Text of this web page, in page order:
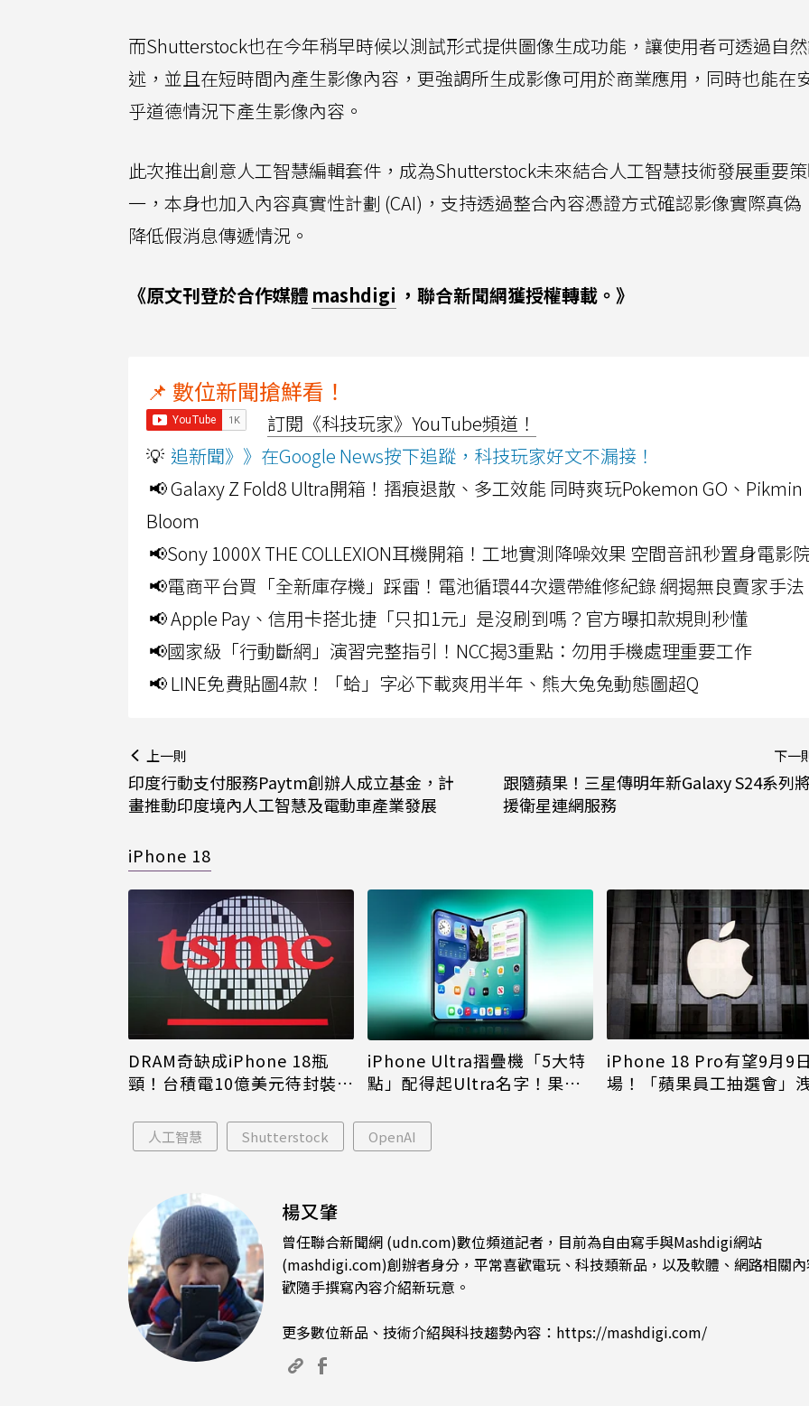
而Shutterstock也在今年稍早時候以測試形式提供圖像生成功能，讓使用者可透過自
述，並且在短時間內產生影像內容，更強調所生成影像可用於商業應用，同時也能在
乎道德情況下產生影像內容。
此次推出創意人工智慧編輯套件，成為Shutterstock未來結合人工智慧技術發展重要
一，本身也加入內容真實性計劃 (CAI)，支持透過整合內容憑證方式確認影像實際真偽
降低假消息傳遞情況。
《原文刊登於合作媒體 mashdigi ，聯合新聞網獲授權轉載。》
📌 數位新聞搶鮮看！
訂閱《科技玩家》YouTube頻道！
💡 追新聞》》在Google News按下追蹤，科技玩家好文不漏接！
📢 Galaxy Z Fold8 Ultra開箱！摺痕退散、多工效能 同時爽玩Pokemon GO、Pikmin
Bloom
📢Sony 1000X THE COLLEXION耳機開箱！工地實測降噪效果 空間音訊秒置身電影
📢電商平台買「全新庫存機」踩雷！電池循環44次還帶維修紀錄 網揭無良賣家手法
📢 Apple Pay、信用卡搭北捷「只扣1元」是沒刷到嗎？官方曝扣款規則秒懂
📢國家級「行動斷網」演習完整指引！NCC揭3重點：勿用手機處理重要工作
📢 LINE免費貼圖4款！「蛤」字必下載爽用半年、熊大兔兔動態圖超Q
上一則
印度行動支付服務Paytm創辦人成立基金，計
畫推動印度境內人工智慧及電動車產業發展
下一
跟隨蘋果！三星傳明年新Galaxy S24系列
援衛星連網服務
iPhone 18
DRAM奇缺成iPhone 18瓶
頸！台積電10億美元待封裝晶
iPhone Ultra摺疊機「5大特
點」配得起Ultra名字！果粉
iPhone 18 Pro有望9月9
場！「蘋果員工抽選會」
人工智慧 Shutterstock OpenAI
楊又肇
曾任聯合新聞網 (udn.com)數位頻道記者，目前為自由寫手與Mashdigi網站
(mashdigi.com)創辦者身分，平常喜歡電玩、科技類新品，以及軟體、網路相關
歡隨手撰寫內容介紹新玩意。
更多數位新品、技術介紹與科技趨勢內容： https://mashdigi.com/